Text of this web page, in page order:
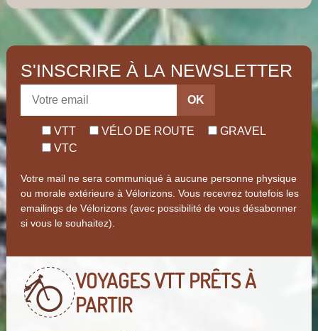
S'INSCRIRE À LA NEWSLETTER
OK
VTT VÉLO DE ROUTE
GRAVEL
VTC
Votre mail ne sera communiqué à aucune personne physique
ou morale extérieure à Vélorizons. Vous recevrez toutefois les
emailings de Vélorizons (avec possibilité de vous désabonner
si vous le souhaitez).
VOYAGES VTTPRÊTS À
PARTIR